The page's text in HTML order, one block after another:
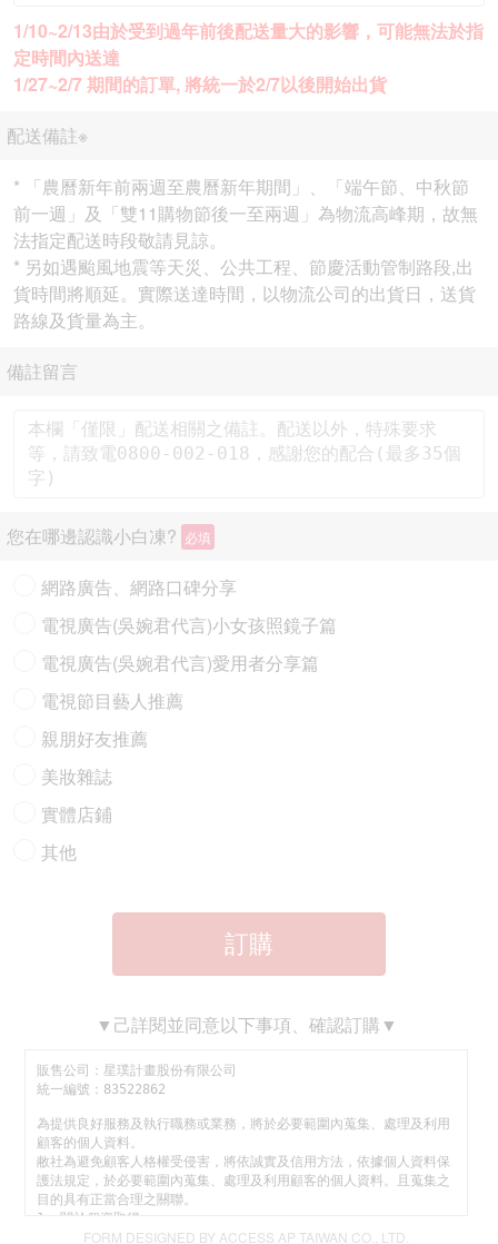
1/10~2/13由於受到過年前後配送量大的影響，可能無法於指
定時間內送達
1/27~2/7 期間的訂單, 將統一於2/7以後開始出貨
配送備註※
* 「農曆新年前兩週至農曆新年期間」、「端午節、中秋節
前一週」及「雙11購物節後一至兩週」為物流高峰期，故無
法指定配送時段敬請見諒。
* 另如遇颱風地震等天災、公共工程、節慶活動管制路段,出
貨時間將順延。實際送達時間，以物流公司的出貨日，送貨
路線及貨量為主。
備註留言
您在哪邊認識小白凍? 必填
網路廣告、網路口碑分享
電視廣告(吳婉君代言)小女孩照鏡子篇
電視廣告(吳婉君代言)愛用者分享篇
電視節目藝人推薦
親朋好友推薦
美妝雜誌
實體店鋪
其他
訂購
▼己詳閱並同意以下事項、確認訂購▼
FORM DESIGNED BY ACCESS AP TAIWAN CO., LTD.